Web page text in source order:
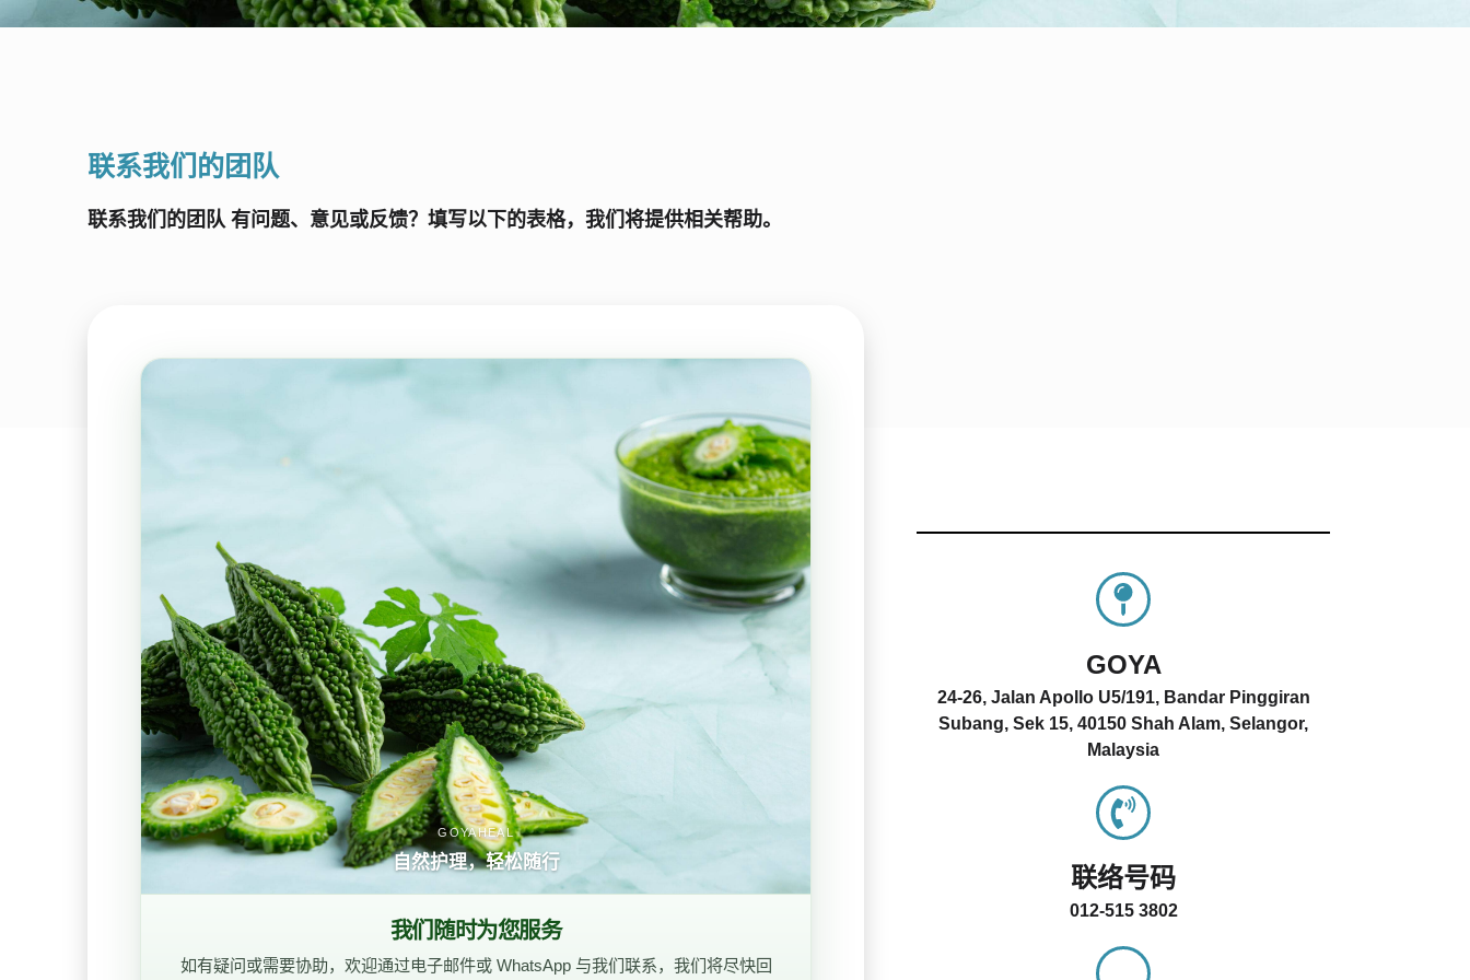
联系我们的团队
联系我们的团队 有问题、意见或反馈？填写以下的表格，我们将提供相关帮助。
GOYAHEAL
自然护理，轻松随行
我们随时为您服务
如有疑问或需要协助，欢迎通过电子邮件或 WhatsApp 与我们联系，我们将尽快回
GOYA
24-26, Jalan Apollo U5/191, Bandar Pinggiran
Subang, Sek 15, 40150 Shah Alam, Selangor,
Malaysia
联络号码
012-515 3802